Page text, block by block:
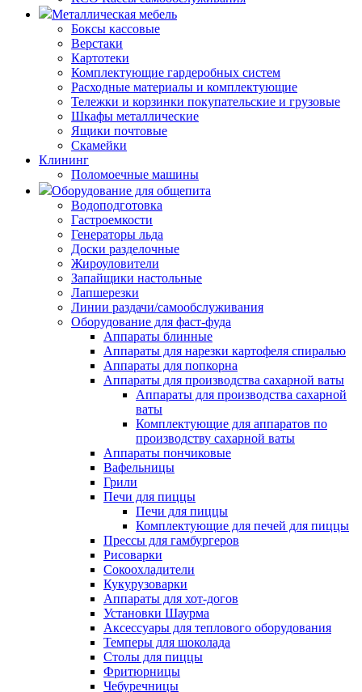
Металлическая мебель
Боксы кассовые
Верстаки
Картотеки
Комплектующие гардеробных систем
Расходные материалы и комплектующие
Тележки и корзинки покупательские и грузовые
Шкафы металлические
Ящики почтовые
Скамейки
Клининг
Поломоечные машины
Оборудование для общепита
Водоподготовка
Гастроемкости
Генераторы льда
Доски разделочные
Жироуловители
Запайщики настольные
Лапшерезки
Линии раздачи/самообслуживания
Оборудование для фаст-фуда
Аппараты блинные
Аппараты для нарезки картофеля спиралью
Аппараты для попкорна
Аппараты для производства сахарной ваты
Аппараты для производства сахарной
ваты
Комплектующие для аппаратов по
производству сахарной ваты
Аппараты пончиковые
Вафельницы
Грили
Печи для пиццы
Печи для пиццы
Комплектующие для печей для пиццы
Прессы для гамбургеров
Рисоварки
Сокоохладители
Кукурузоварки
Аппараты для хот-догов
Установки Шаурма
Аксессуары для теплового оборудования
Темперы для шоколада
Столы для пиццы
Фритюрницы
Чебуречницы